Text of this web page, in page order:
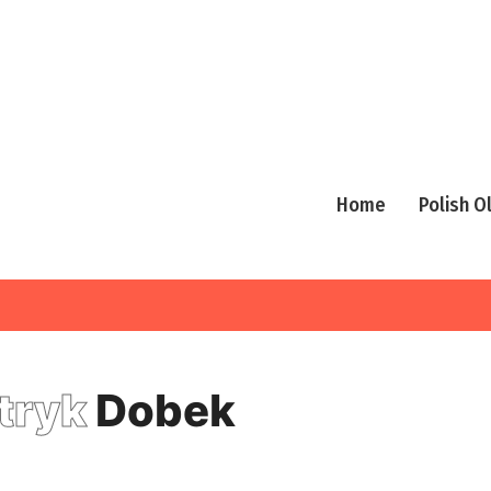
Home Polish
Dobek